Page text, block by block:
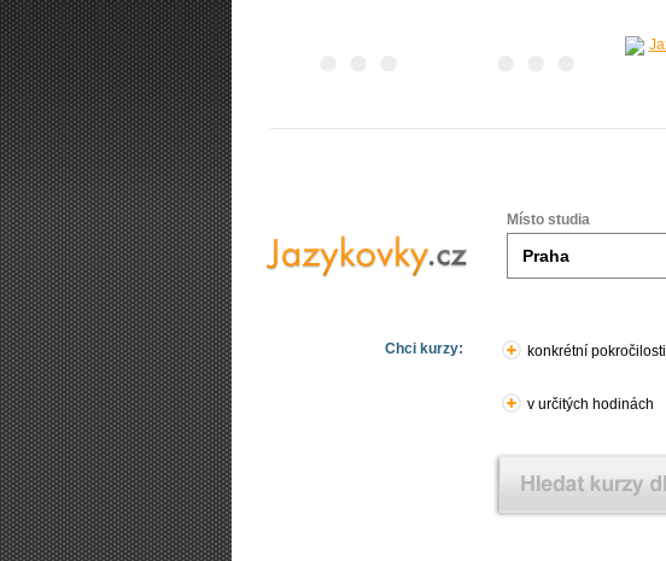
Místo studia
Chci kurzy: konkrétní pokročilosti
v určitých hodinách